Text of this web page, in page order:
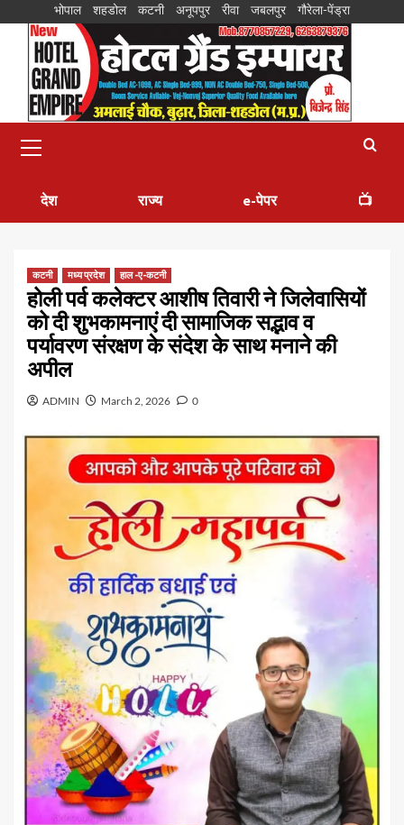
भोपाल शहडोल कटनी अनूपपुर रीवा जबलपुर गौरेला-पेंड्रा
देश राज्य e-पेपर 📺
कटनी मध्य प्रदेश हाल -ए-कटनी
होली पर्व कलेक्टर आशीष तिवारी ने जिलेवासियों
को दी शुभकामनाएं दी सामाजिक सद्भाव व
पर्यावरण संरक्षण के संदेश के साथ मनाने की
अपील
ADMIN March 2, 2026 0